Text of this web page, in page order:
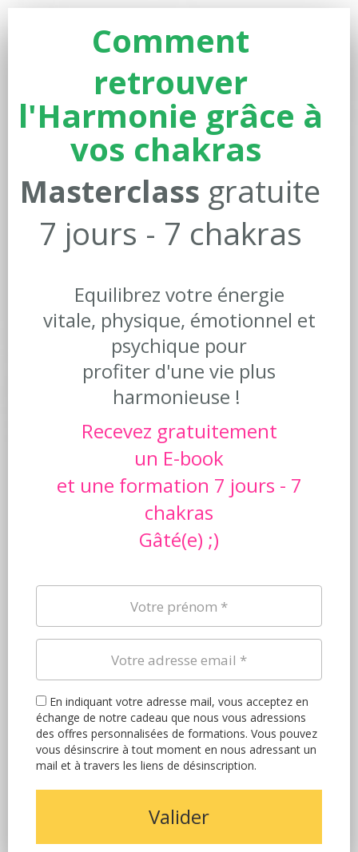
Comment
retrouver
l'Harmonie grâce à
vos chakras
Masterclass gratuite
7 jours - 7 chakras
Equilibrez votre énergie
vitale, physique, émotionnel et
psychique pour
profiter d'une vie plus
harmonieuse !
Recevez gratuitement
un E-book
et une formation 7 jours - 7
chakras
Gâté(e) ;)
En indiquant votre adresse mail, vous acceptez en
échange de notre cadeau que nous vous adressions
des offres personnalisées de formations. Vous pouvez
vous désinscrire à tout moment en nous adressant un
mail et à travers les liens de désinscription.
Valider